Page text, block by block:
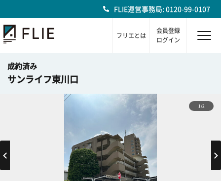
FLIE運営事務局: 0120-99-0107
フリエとは
会員登録
ログイン
成約済み
サンライフ東川口
1/2